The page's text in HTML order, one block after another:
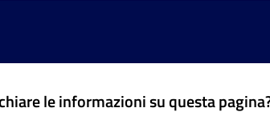
le informazioni su questa